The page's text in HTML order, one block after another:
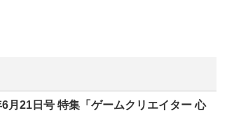
21日号 特集「ゲームクリエイター 心